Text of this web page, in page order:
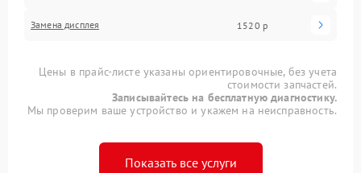
Замена дисплея 1520 р
Цены в прайс-листе указаны ориентировочные, без учета
стоимости запчастей.
Записывайтесь на бесплатную диагностику.
Мы проверим ваше устройство и укажем на неисправность.
Показать все услуги